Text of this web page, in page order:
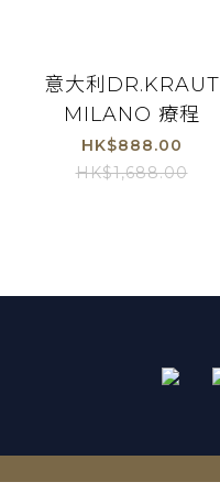
意大利DR.KRAUT
MILANO 療程
HK$888.00
HK$1,688.00